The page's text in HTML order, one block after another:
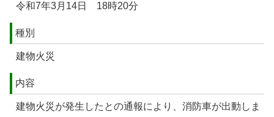
令和7年3月14日 18時20分
種別
建物火災
内容
建物火災が発生したとの通報により、消防車が出動しま